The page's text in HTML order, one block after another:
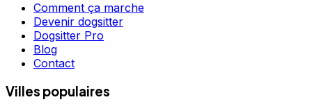
Comment ça marche
Devenir dogsitter
Dogsitter Pro
Blog
Contact
Villes populaires